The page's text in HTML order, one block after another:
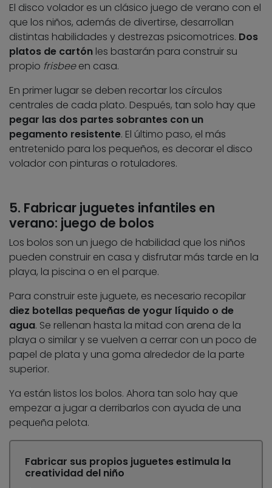
El disco volador es un clásico juego de verano con el
que los niños, además de divertirse, desarrollan
distintas habilidades y destrezas psicomotrices. Dos
platos de cartón les bastarán para construir su
propio frisbeeen casa.
En primer lugar se deben recortar los círculos
centrales de cada plato. Después, tan solo hay que
pegar las dos partes sobrantes con un
pegamento resistente. El último paso, el más
entretenido para los pequeños, es decorar el disco
volador con pinturas o rotuladores.
5. Fabricar juguetes infantiles en
verano: juego de bolos
Los bolos son un juego de habilidad que los niños
pueden construir en casa y disfrutar más tarde en la
playa, la piscina o en el parque.
Para construir este juguete, es necesario recopilar
diez botellas pequeñas de yogur líquido o de
agua. Se rellenan hasta la mitad con arena de la
playa o similar y se vuelven a cerrar con un poco de
papel de plata y una goma alrededor de la parte
superior.
Ya están listos los bolos. Ahora tan solo hay que
empezar a jugar a derribarlos con ayuda de una
pequeña pelota.
Fabricar sus propios juguetes estimula la
creatividad del niño